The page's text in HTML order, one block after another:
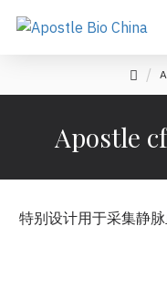
Apostle
特别设计用于采集静